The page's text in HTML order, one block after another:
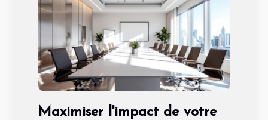
Maximiser l'impact de votre